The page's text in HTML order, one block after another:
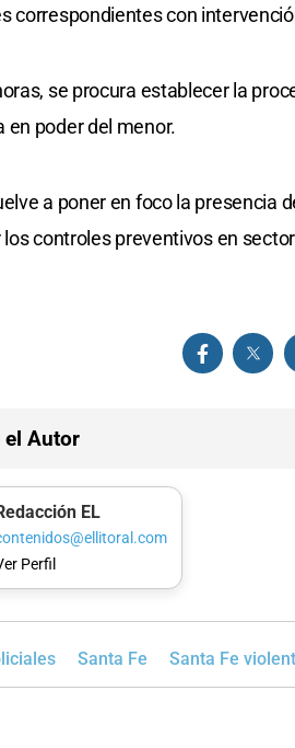
correspondientes con
se procura establecer la
en poder del menor.
a poner en foco la presencia
controles preventivos en
el Autor
EL
Perfil
Santa Fe Santa Fe